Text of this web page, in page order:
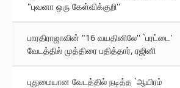
"புவனா ஒரு கேள்விக்குறி''
பாரதிராஜாவின் "16 வயதினிலே'' `பரட்டை'
வேடத்தில் முத்திரை பதித்தார், ரஜினி
புதுமையான வேடத்தில் நடித்த `ஆயிரம்